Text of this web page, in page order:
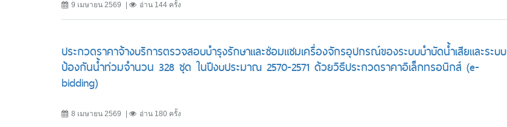
9 เมษายน 2569 อ่าน 144 ครั้ง
ประกวดราคาจ้างบริการตรวจสอบบำรุงรักษาและซ่อมแซมเครื่องจักรอุปกรณ์ของระบบบำบัดน้ำเสียและระบบ
ป้องกันน้ำท่วมจำนวน 328 ชุด ในปีงบประมาณ 2570-2571 ด้วยวิธีประกวดราคาอิเล็กทรอนิกส์ (e-
bidding)
8 เมษายน 2569 อ่าน 180 ครั้ง